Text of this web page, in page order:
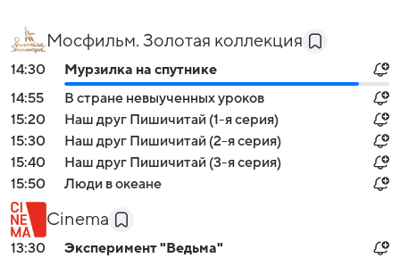
Мосфильм. Золотая коллекция
14:30
Мурзилка на спутнике
14:55
В стране невыученных уроков
15:20
Наш друг Пишичитай (1-я серия)
15:30
Наш друг Пишичитай (2-я серия)
15:40
Наш друг Пишичитай (3-я серия)
15:50
Люди в океане
Cinema
13:30
Эксперимент "Ведьма"